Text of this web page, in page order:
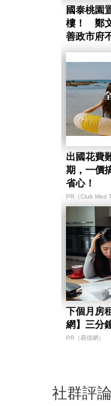
國泰桃園
樓！ 鄭
善政市府
出國花費
期，一價
省心！
PR（Club Med
下個月房
網】三分
PR（易借網）
社群評論